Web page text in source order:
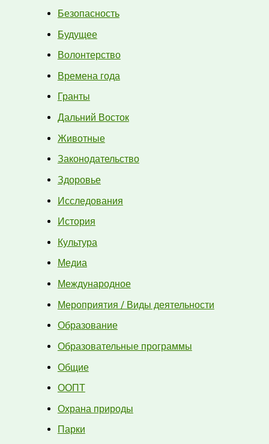
Безопасность
Будущее
Волонтерство
Времена года
Гранты
Дальний Восток
Животные
Законодательство
Здоровье
Исследования
История
Культура
Медиа
Международное
Мероприятия / Виды деятельности
Образование
Образовательные программы
Общие
ООПТ
Охрана природы
Парки